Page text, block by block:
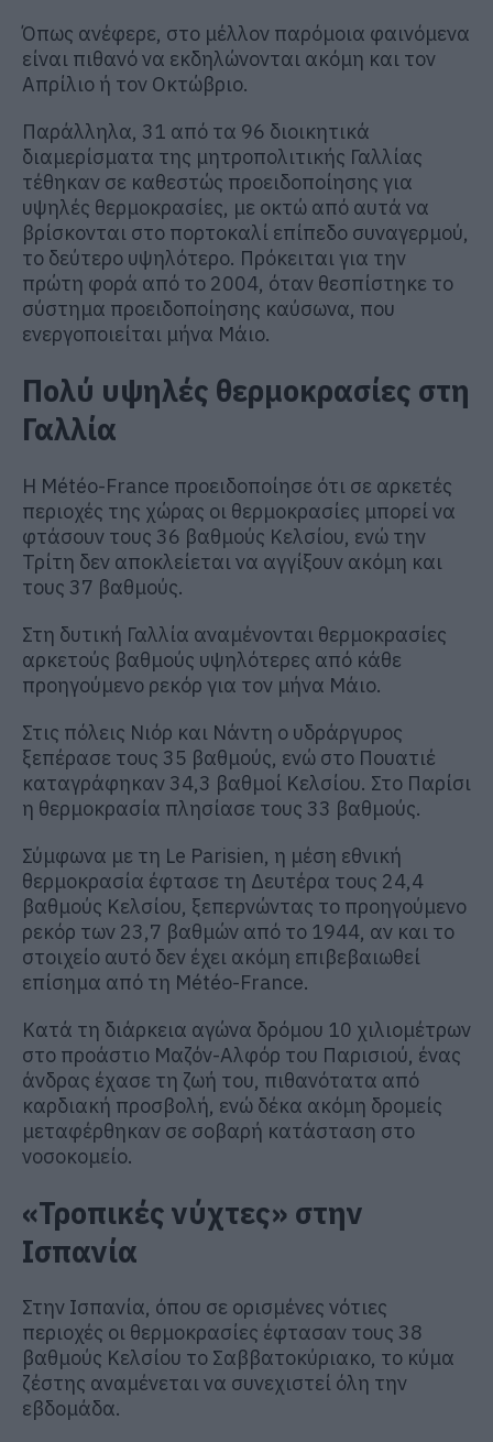
Όπως ανέφερε, στο μέλλον παρόμοια φαινόμενα
είναι πιθανό να εκδηλώνονται ακόμη και τον
Απρίλιο ή τον Οκτώβριο.
Παράλληλα, 31 από τα 96 διοικητικά
διαμερίσματα της μητροπολιτικής Γαλλίας
τέθηκαν σε καθεστώς προειδοποίησης για
υψηλές θερμοκρασίες, με οκτώ από αυτά να
βρίσκονται στο πορτοκαλί επίπεδο συναγερμού,
το δεύτερο υψηλότερο. Πρόκειται για την
πρώτη φορά από το 2004, όταν θεσπίστηκε το
σύστημα προειδοποίησης καύσωνα, που
ενεργοποιείται μήνα Μάιο.
Πολύ υψηλές θερμοκρασίες στη
Γαλλία
Η Météo-France προειδοποίησε ότι σε αρκετές
περιοχές της χώρας οι θερμοκρασίες μπορεί να
φτάσουν τους 36 βαθμούς Κελσίου, ενώ την
Τρίτη δεν αποκλείεται να αγγίξουν ακόμη και
τους 37 βαθμούς.
Στη δυτική Γαλλία αναμένονται θερμοκρασίες
αρκετούς βαθμούς υψηλότερες από κάθε
προηγούμενο ρεκόρ για τον μήνα Μάιο.
Στις πόλεις Νιόρ και Νάντη ο υδράργυρος
ξεπέρασε τους 35 βαθμούς, ενώ στο Πουατιέ
καταγράφηκαν 34,3 βαθμοί Κελσίου. Στο Παρίσι
η θερμοκρασία πλησίασε τους 33 βαθμούς.
Σύμφωνα με τη Le Parisien, η μέση εθνική
θερμοκρασία έφτασε τη Δευτέρα τους 24,4
βαθμούς Κελσίου, ξεπερνώντας το προηγούμενο
ρεκόρ των 23,7 βαθμών από το 1944, αν και το
στοιχείο αυτό δεν έχει ακόμη επιβεβαιωθεί
επίσημα από τη Météo-France.
Κατά τη διάρκεια αγώνα δρόμου 10 χιλιομέτρων
στο προάστιο Μαζόν-Αλφόρ του Παρισιού, ένας
άνδρας έχασε τη ζωή του, πιθανότατα από
καρδιακή προσβολή, ενώ δέκα ακόμη δρομείς
μεταφέρθηκαν σε σοβαρή κατάσταση στο
νοσοκομείο.
«Τροπικές νύχτες» στην
Ισπανία
Στην Ισπανία, όπου σε ορισμένες νότιες
περιοχές οι θερμοκρασίες έφτασαν τους 38
βαθμούς Κελσίου το Σαββατοκύριακο, το κύμα
ζέστης αναμένεται να συνεχιστεί όλη την
εβδομάδα.